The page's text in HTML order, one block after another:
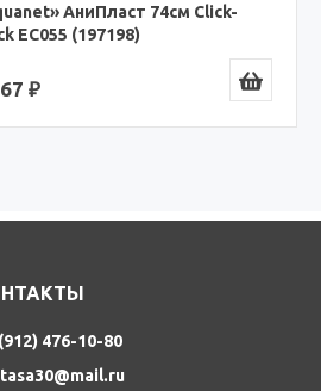
Полуавтомат V55R 70см
п/упак (264949)
₽
476-10-80